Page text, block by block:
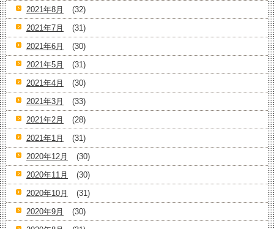
2021年8月
(32)
2021年7月
(31)
2021年6月
(30)
2021年5月
(31)
2021年4月
(30)
2021年3月
(33)
2021年2月
(28)
2021年1月
(31)
2020年12月
(30)
2020年11月
(30)
2020年10月
(31)
2020年9月
(30)